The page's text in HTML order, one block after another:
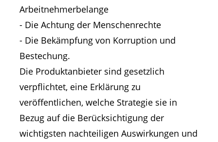
Arbeitnehmerbelange
- Die Achtung der Menschenrechte
- Die Bekämpfung von Korruption und
Bestechung.
Die Produktanbieter sind gesetzlich
verpflichtet, eine Erklärung zu
veröffentlichen, welche Strategie sie in
Bezug auf die Berücksichtigung der
wichtigsten nachteiligen Auswirkungen und